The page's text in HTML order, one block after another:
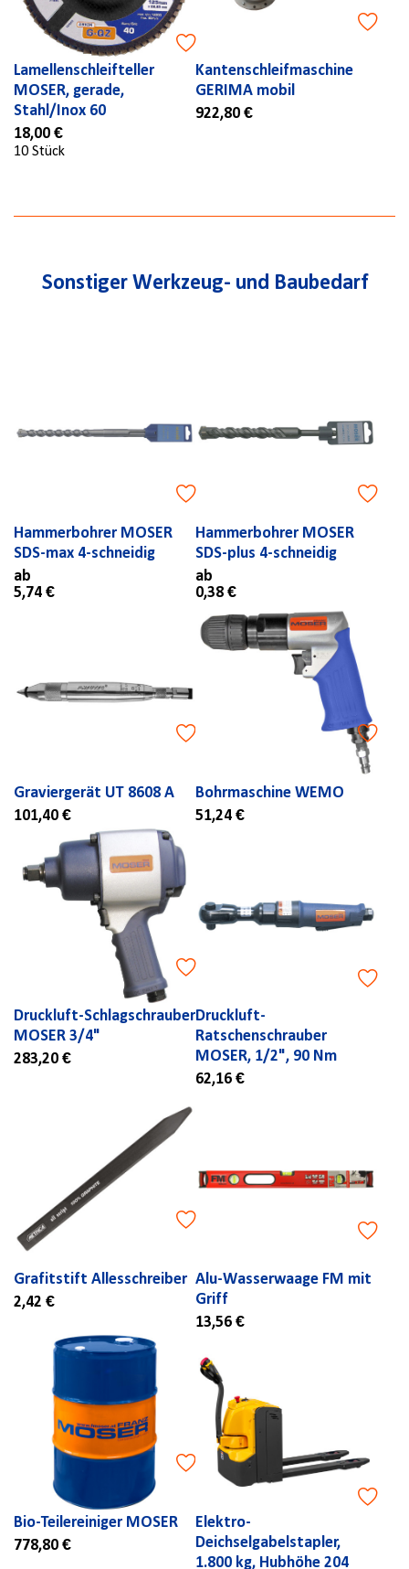
Lamellenschleifteller
MOSER, gerade,
Stahl/Inox 60
18,00 €
10 Stück
Kantenschleifmaschine
GERIMA mobil
922,80 €
Sonstiger Werkzeug- und Baubedarf
Hammerbohrer MOSER
SDS-max 4-schneidig
ab
5,74 €
Hammerbohrer MOSER
SDS-plus 4-schneidig
ab
0,38 €
Graviergerät UT 8608 A
101,40 €
Bohrmaschine WEMO
51,24 €
Druckluft-Schlagschrauber
MOSER 3/4"
283,20 €
Druckluft-
Ratschenschrauber
MOSER, 1/2", 90 Nm
62,16 €
Grafitstift Allesschreiber
2,42 €
Alu-Wasserwaage FM mit
Griff
13,56 €
Bio-Teilereiniger MOSER
778,80 €
Elektro-
Deichselgabelstapler,
1.800 kg, Hubhöhe 204